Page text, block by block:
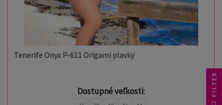
Tenerife Onyx P-611 Origami plavky
Dostupné veľkosti: FILTER